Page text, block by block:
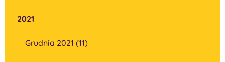
2021
Grudnia 2021 (11)